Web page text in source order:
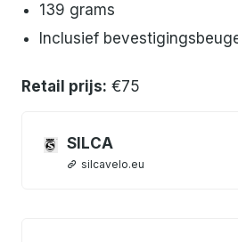
139 grams
Inclusief
Retail prijs: €75
SILCA
silcavelo.eu